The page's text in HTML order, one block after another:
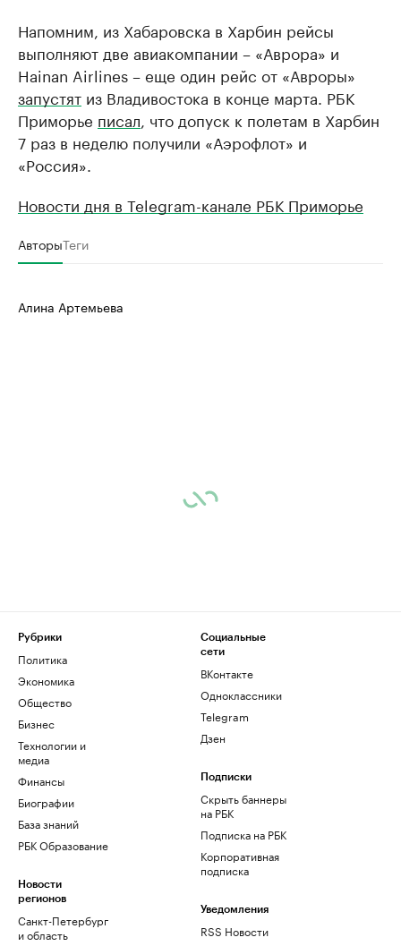
Напомним, из Хабаровска в Харбин рейсы
выполняют две авиакомпании – «Аврора» и
Hainan Airlines – еще один рейс от «Авроры»
запустят из Владивостока в конце марта. РБК
Приморье писал , что допуск к полетам в Харбин
7 раз в неделю получили «Аэрофлот» и
«Россия».
Новости дня в Telegram-канале РБК Приморье
АвторыТеги
Алина Артемьева
Рубрики
Политика
Экономика
Общество
Бизнес
Технологии и
медиа
Финансы
Биографии
База знаний
РБК Образование
Новости
регионов
Санкт-Петербург
и область
Социальные
сети
ВКонтакте
Одноклассники
Telegram
Дзен
Подписки
Скрыть баннеры
на РБК
Подписка на РБК
Корпоративная
подписка
Уведомления
RSS Новости